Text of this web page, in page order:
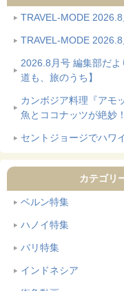
TRAVEL-MODE
TRAVEL-MODE
2026.8月号 編集部だよ
道も、旅のうち】
カンボジア料理『アモ
魚とココナッツが絶妙！
セントジョージでハワ
カテゴリ
ベルン特集
ハノイ特集
バリ特集
インドネシア